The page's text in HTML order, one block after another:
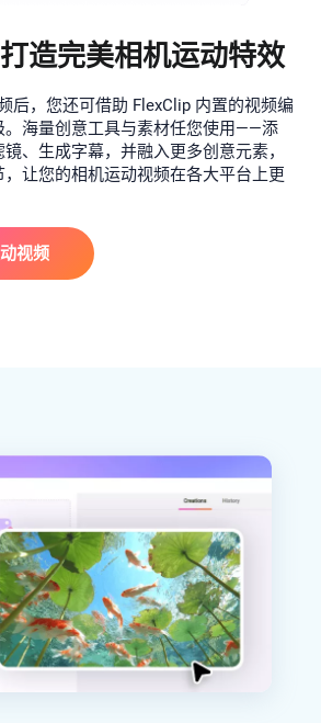
造完美相机运动特效
后，您还可借助 FlexClip 内置的视频编
。海量创意工具与素材任您使用——添
、生成字幕，并融入更多创意元素，
让您的相机运动视频在各大平台上更
视频